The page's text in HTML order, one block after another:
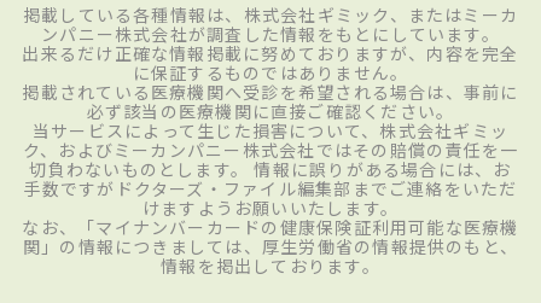
掲載している各種情報は、株式会社ギミック、またはミーカ
ンパニー株式会社が調査した情報をもとにしています。
出来るだけ正確な情報掲載に努めておりますが、内容を完全
に保証するものではありません。
掲載されている医療機関へ受診を希望される場合は、事前に
必ず該当の医療機関に直接ご確認ください。
当サービスによって生じた損害について、株式会社ギミッ
ク、およびミーカンパニー株式会社ではその賠償の責任を一
切負わないものとします。 情報に誤りがある場合には、お
手数ですがドクターズ・ファイル編集部までご連絡をいただ
けますようお願いいたします。
なお、「マイナンバーカードの健康保険証利用可能な医療機
関」の情報につきましては、厚生労働省の情報提供のもと、
情報を掲出しております。